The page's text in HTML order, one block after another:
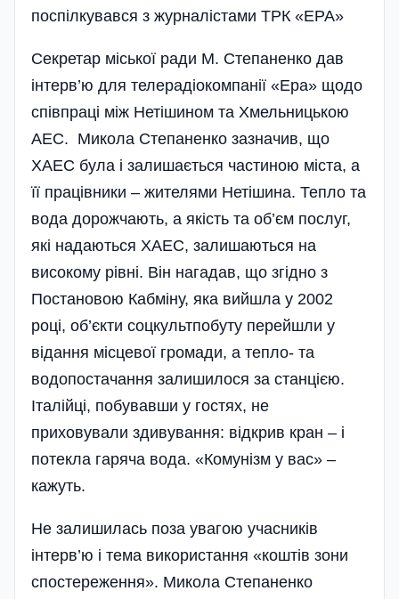
поспілкувався з журналістами ТРК «ЕРА»
Секретар міської ради М. Степаненко дав
інтерв’ю для телерадіокомпанії «Ера» щодо
співпраці між Нетішином та Хмельницькою
АЕС. Микола Степаненко зазначив, що
ХАЕС була і залишається частиною міста, а
її працівники – жителями Нетішина. Тепло та
вода дорожчають, а якість та об’єм послуг,
які надаються ХАЕС, залишаються на
високому рівні. Він нагадав, що згідно з
Постановою Кабміну, яка вийшла у 2002
році, об’єкти соцкультпобуту перейшли у
відання місцевої громади, а тепло- та
водопостачання залишилося за станцією.
Італійці, побувавши у гостях, не
приховували здивування: відкрив кран – і
потекла гаряча вода. «Комунізм у вас» –
кажуть.
Не залишилась поза увагою учасників
інтерв’ю і тема використання «коштів зони
спостереження». Микола Степаненко